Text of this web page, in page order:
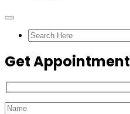
Get Appointment